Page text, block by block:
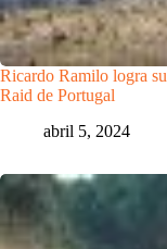
Ricardo Ramilo logra
Raid de Portugal
abril 5, 2024